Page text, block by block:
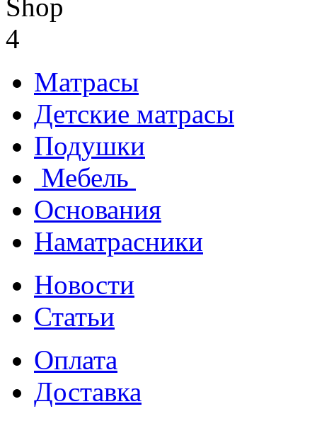
Матрасы
Детские матрасы
Подушки
Мебель
Основания
Наматрасники
Новости
Статьи
Оплата
Доставка